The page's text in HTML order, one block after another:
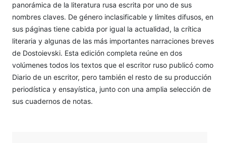
panorámica de la literatura rusa escrita por uno de sus
nombres claves. De género inclasificable y límites difusos, en
sus páginas tiene cabida por igual la actualidad, la crítica
literaria y algunas de las más importantes narraciones breves
de Dostoievski. Esta edición completa reúne en dos
volúmenes todos los textos que el escritor ruso publicó como
Diario de un escritor, pero también el resto de su producción
periodística y ensayística, junto con una amplia selección de
sus cuadernos de notas.